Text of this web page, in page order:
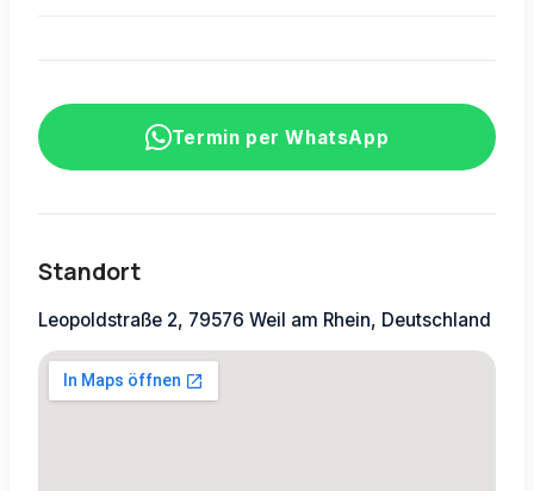
Termin per WhatsApp
Standort
Leopoldstraße 2, 79576 Weil am Rhein, Deutschland